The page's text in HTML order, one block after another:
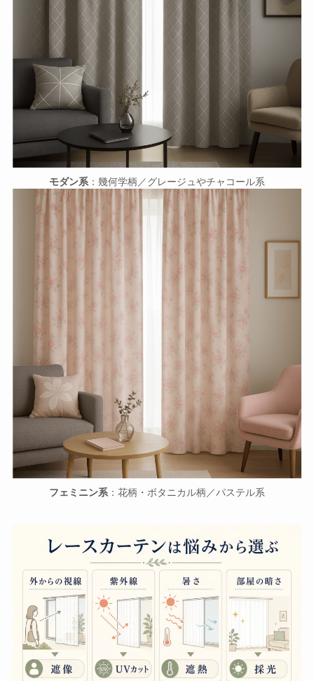
モダン系：幾何学柄／グレージュやチャコール系
フェミニン系：花柄・ボタニカル柄／パステル系